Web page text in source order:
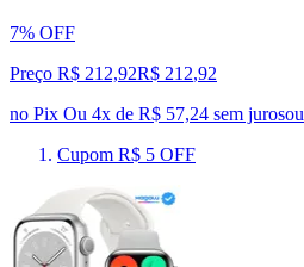
7% OFF
Preço R$ 212,92R$ 212,92
no Pix Ou 4x de R$ 57,24 sem jurosou
Cupom R$ 5 OFF